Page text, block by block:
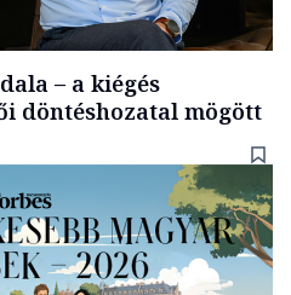
– a kiégés
döntéshozatal mögött